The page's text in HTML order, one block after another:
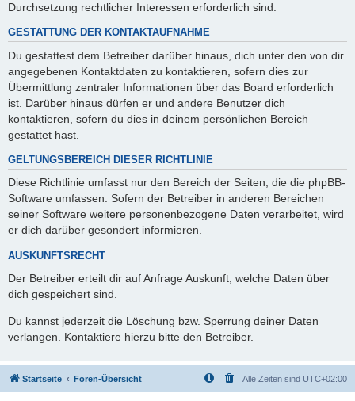
Durchsetzung rechtlicher Interessen erforderlich sind.
GESTATTUNG DER KONTAKTAUFNAHME
Du gestattest dem Betreiber darüber hinaus, dich unter den von dir
angegebenen Kontaktdaten zu kontaktieren, sofern dies zur
Übermittlung zentraler Informationen über das Board erforderlich
ist. Darüber hinaus dürfen er und andere Benutzer dich
kontaktieren, sofern du dies in deinem persönlichen Bereich
gestattet hast.
GELTUNGSBEREICH DIESER RICHTLINIE
Diese Richtlinie umfasst nur den Bereich der Seiten, die die phpBB-
Software umfassen. Sofern der Betreiber in anderen Bereichen
seiner Software weitere personenbezogene Daten verarbeitet, wird
er dich darüber gesondert informieren.
AUSKUNFTSRECHT
Der Betreiber erteilt dir auf Anfrage Auskunft, welche Daten über
dich gespeichert sind.
Du kannst jederzeit die Löschung bzw. Sperrung deiner Daten
verlangen. Kontaktiere hierzu bitte den Betreiber.
Startseite Foren-Übersicht Alle Zeiten sind UTC+02:00